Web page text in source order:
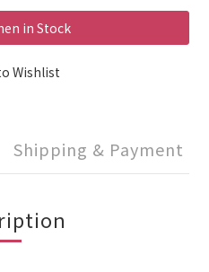
in Stock
Wishlist
Shipping & Payment